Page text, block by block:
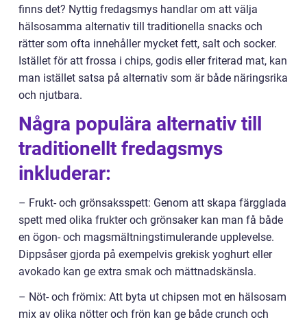
finns det? Nyttig fredagsmys handlar om att välja
hälsosamma alternativ till traditionella snacks och
rätter som ofta innehåller mycket fett, salt och socker.
Istället för att frossa i chips, godis eller friterad mat, kan
man istället satsa på alternativ som är både näringsrika
och njutbara.
Några populära alternativ till
traditionellt fredagsmys
inkluderar:
– Frukt- och grönsaksspett: Genom att skapa färgglada
spett med olika frukter och grönsaker kan man få både
en ögon- och magsmältningstimulerande upplevelse.
Dippsåser gjorda på exempelvis grekisk yoghurt eller
avokado kan ge extra smak och mättnadskänsla.
– Nöt- och frömix: Att byta ut chipsen mot en hälsosam
mix av olika nötter och frön kan ge både crunch och